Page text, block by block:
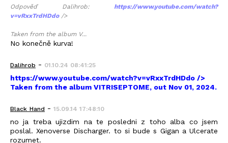
Odpověď Dalihrob: https://www.youtube.com/watch?
v=vRxxTrdHDdo/>
Taken from the album V...
No konečně kurva!
Dalihrob - 01.10.24 08:41:25
https://www.youtube.com/watch?v=vRxxTrdHDdo />
Taken from the album VITRISEPTOME, out Nov 01, 2024.
Black_Hand - 15.09.14 17:48:10
no ja treba ujizdim na te posledni z toho alba co jsem
poslal. Xenoverse Discharger. to si bude s Gigan a Ulcerate
rozumet.